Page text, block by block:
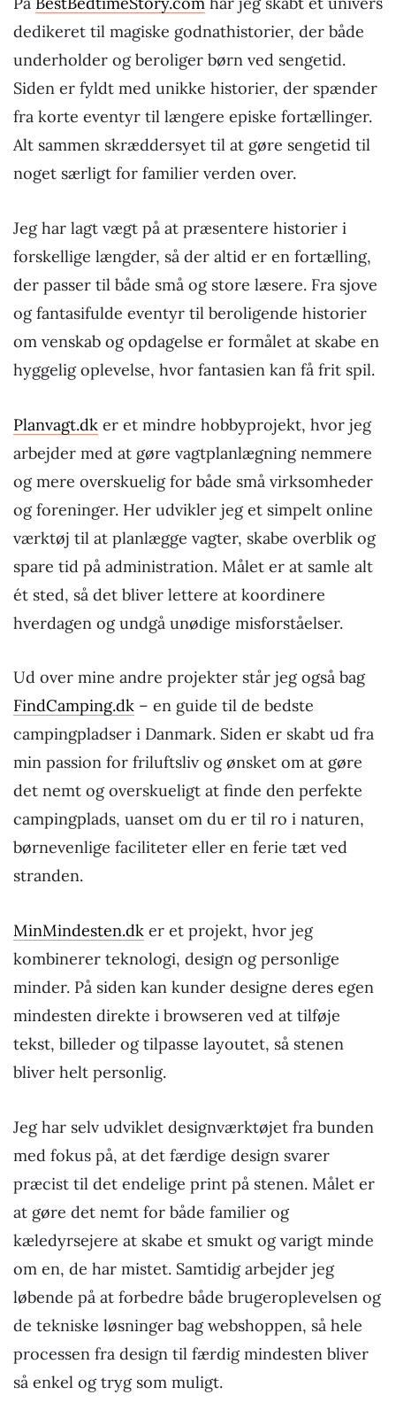
dedikeret til magiske godnathistorier, der både
underholder og beroliger børn ved sengetid.
Siden er fyldt med unikke historier, der spænder
fra korte eventyr til længere episke fortællinger.
Alt sammen skræddersyet til at gøre sengetid til
noget særligt for familier verden over.
Jeg har lagt vægt på at præsentere historier i
forskellige længder, så der altid er en fortælling,
der passer til både små og store læsere. Fra sjove
og fantasifulde eventyr til beroligende historier
om venskab og opdagelse er formålet at skabe en
hyggelig oplevelse, hvor fantasien kan få frit spil.
Planvagt.dk er et mindre hobbyprojekt, hvor jeg
arbejder med at gøre vagtplanlægning nemmere
og mere overskuelig for både små virksomheder
og foreninger. Her udvikler jeg et simpelt online
værktøj til at planlægge vagter, skabe overblik og
spare tid på administration. Målet er at samle alt
ét sted, så det bliver lettere at koordinere
hverdagen og undgå unødige misforståelser.
Ud over mine andre projekter står jeg også bag
FindCamping.dk – en guide til de bedste
campingpladser i Danmark. Siden er skabt ud fra
min passion for friluftsliv og ønsket om at gøre
det nemt og overskueligt at finde den perfekte
campingplads, uanset om du er til ro i naturen,
børnevenlige faciliteter eller en ferie tæt ved
stranden.
MinMindesten.dk er et projekt, hvor jeg
kombinerer teknologi, design og personlige
minder. På siden kan kunder designe deres egen
mindesten direkte i browseren ved at tilføje
tekst, billeder og tilpasse layoutet, så stenen
bliver helt personlig.
Jeg har selv udviklet designværktøjet fra bunden
med fokus på, at det færdige design svarer
præcist til det endelige print på stenen. Målet er
at gøre det nemt for både familier og
kæledyrsejere at skabe et smukt og varigt minde
om en, de har mistet. Samtidig arbejder jeg
løbende på at forbedre både brugeroplevelsen og
de tekniske løsninger bag webshoppen, så hele
processen fra design til færdig mindesten bliver
så enkel og tryg som muligt.